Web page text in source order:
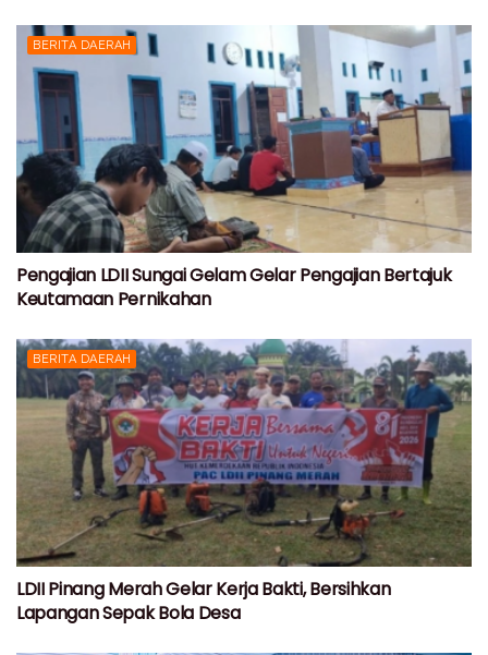
BERITA DAERAH
Pengajian LDII Sungai Gelam Gelar Pengajian Bertajuk
Keutamaan Pernikahan
BERITA DAERAH
LDII Pinang Merah Gelar Kerja Bakti, Bersihkan
Lapangan Sepak Bola Desa